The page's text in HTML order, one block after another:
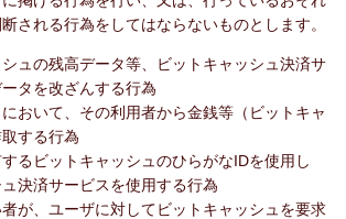
される行為をしてはならないものとします。
シュの残高データ等、ビットキャッシュ決済サ
タを改ざんする行為
において、その利用者から金銭等（ビットキャ
する行為
するビットキャッシュのひらがなIDを使用し
決済サービスを使用する行為
者が、ユーザに対してビットキャッシュを要求